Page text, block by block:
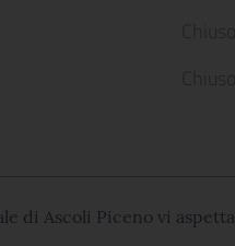
di Ascoli Piceno vi aspetta